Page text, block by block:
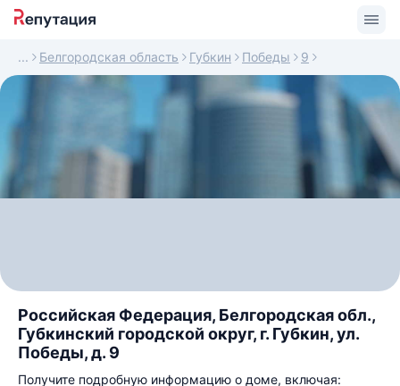
Белгородская область Губкин Победы 9
Российская Федерация, Белгородская обл.,
Губкинский городской округ, г. Губкин, ул.
Победы, д. 9
Получите подробную информацию о доме, включая: